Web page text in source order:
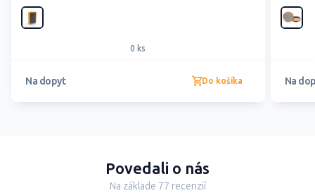
0 ks
Na dopyt Do košíka Na
Povedali o nás
Na základe 77 recenzií